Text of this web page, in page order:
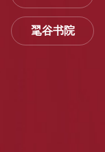
毣谷书院